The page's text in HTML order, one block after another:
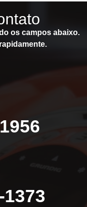
os campos abaixo.
1373